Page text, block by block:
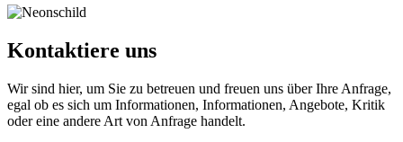
Kontaktiere uns
Wir sind hier, um Sie zu betreuen und freuen uns über Ihre Anfrage,
egal ob es sich um Informationen, Informationen, Angebote, Kritik
oder eine andere Art von Anfrage handelt.